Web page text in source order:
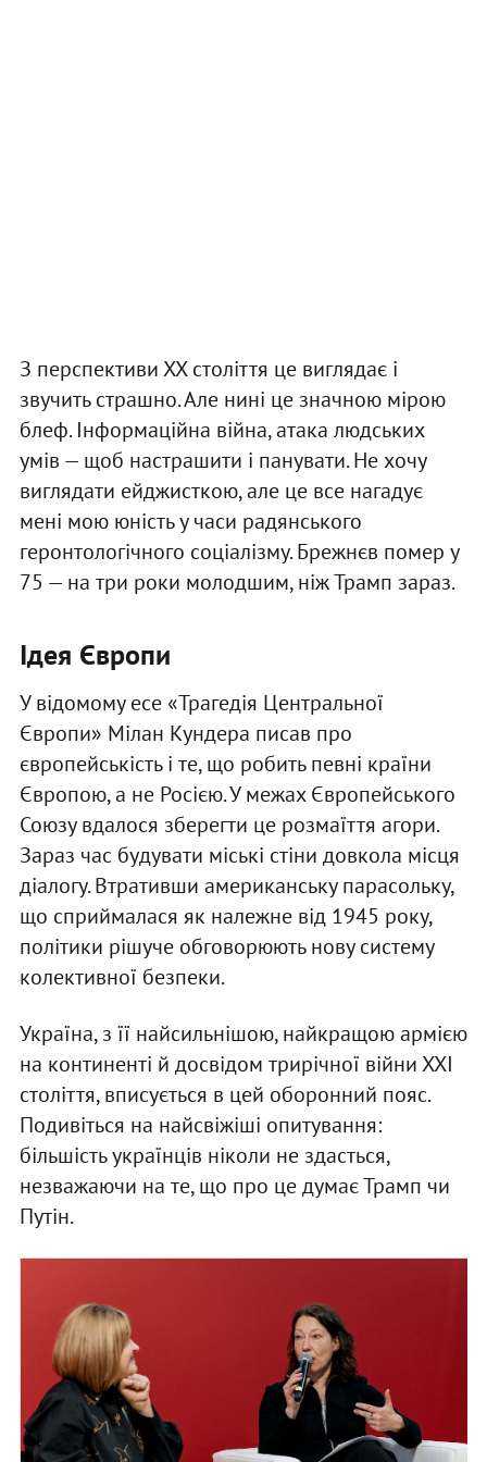
З перспективи ХХ століття це виглядає і
звучить страшно. Але нині це значною мірою
блеф. Інформаційна війна, атака людських
умів — щоб настрашити і панувати. Не хочу
виглядати ейджисткою, але це все нагадує
мені мою юність у часи радянського
геронтологічного соціалізму. Брежнєв помер у
75 — на три роки молодшим, ніж Трамп зараз.
Ідея Європи
У відомому есе «Трагедія Центральної
Європи» Мілан Кундера писав про
європейськість і те, що робить певні країни
Європою, а не Росією. У межах Європейського
Союзу вдалося зберегти це розмаїття агори.
Зараз час будувати міські стіни довкола місця
діалогу. Втративши американську парасольку,
що сприймалася як належне від 1945 року,
політики рішуче обговорюють нову систему
колективної безпеки.
Україна, з її найсильнішою, найкращою армією
на континенті й досвідом трирічної війни ХХІ
століття, вписується в цей оборонний пояс.
Подивіться на найсвіжіші опитування:
більшість українців ніколи не здасться,
незважаючи на те, що про це думає Трамп чи
Путін.